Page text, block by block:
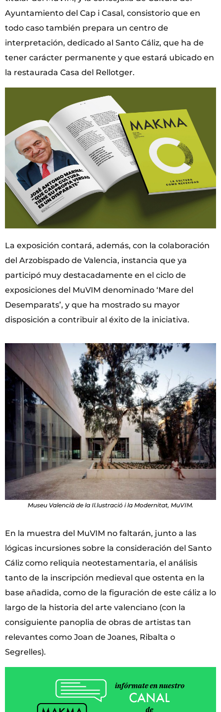
Ayuntamiento del Cap i Casal, consistorio que en
todo caso también prepara un centro de
interpretación, dedicado al Santo Cáliz, que ha de
tener carácter permanente y que estará ubicado en
la restaurada Casa del Rellotger.
La exposición contará, además, con la colaboración
del Arzobispado de Valencia, instancia que ya
participó muy destacadamente en el ciclo de
exposiciones del MuVIM denominado ‘Mare del
Desemparats’, y que ha mostrado su mayor
disposición a contribuir al éxito de la iniciativa.
Museu Valencià de la Il.lustració i la Modernitat, MuVIM.
En la muestra del MuVIM no faltarán, junto a las
lógicas incursiones sobre la consideración del Santo
Cáliz como reliquia neotestamentaria, el análisis
tanto de la inscripción medieval que ostenta en la
base añadida, como de la figuración de este cáliz a lo
largo de la historia del arte valenciano (con la
consiguiente panoplia de obras de artistas tan
relevantes como Joan de Joanes, Ribalta o
Segrelles).